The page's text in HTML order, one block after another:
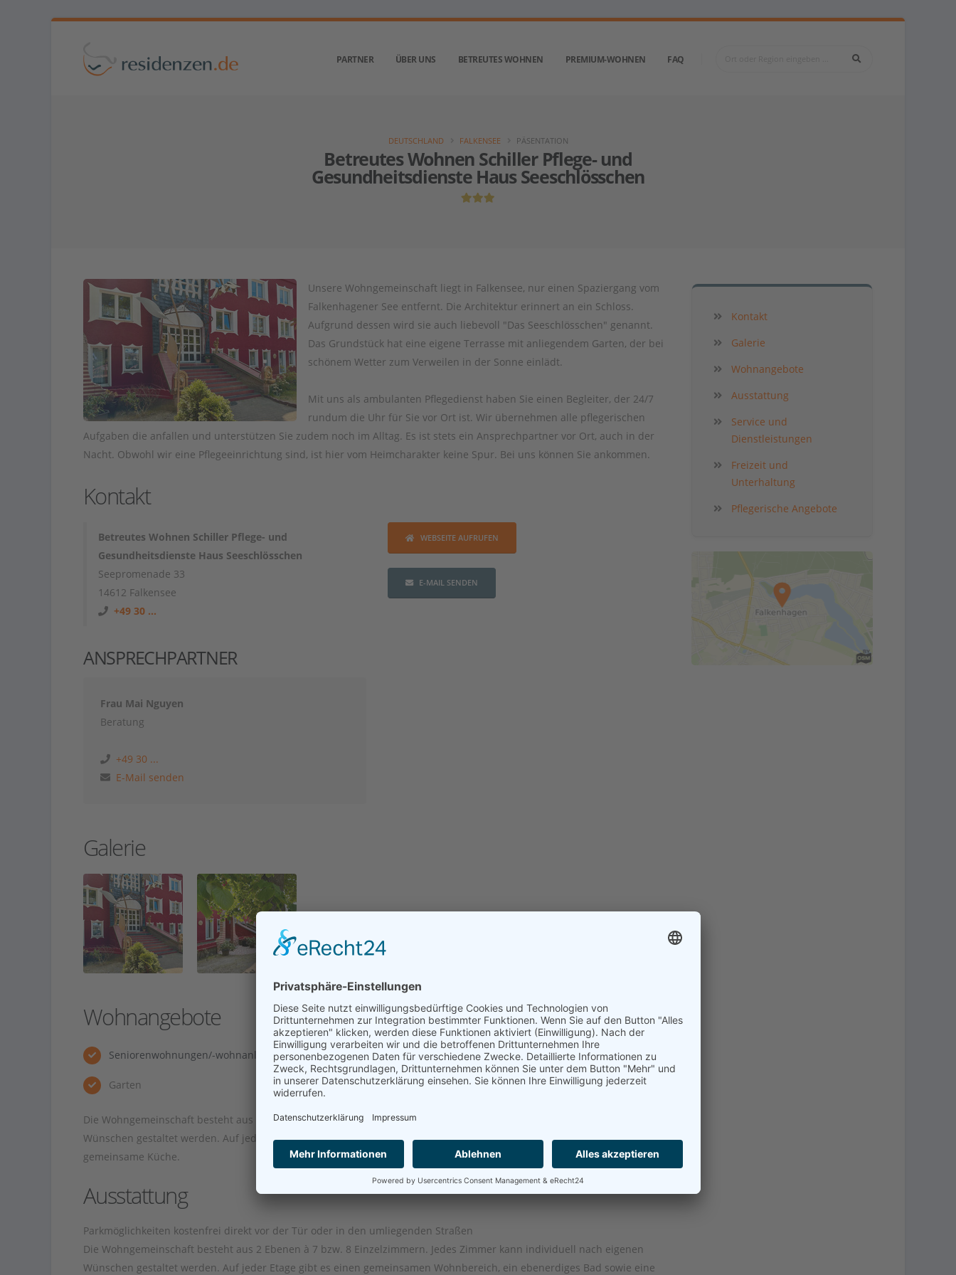
PARTNER ÜBER UNS BETREUTES WOHNEN PREMIUM-WOHNEN FAQ
Betreutes Wohnen Schiller Pflege- und
Gesundheitsdienste Haus Seeschlösschen
DEUTSCHLAND FALKENSEE PÄSENTATION
Unsere Wohngemeinschaft liegt in Falkensee, nur einen Spaziergang vom
Falkenhagener See entfernt. Die Architektur erinnert an ein Schloss.
Aufgrund dessen wird sie auch liebevoll "Das Seeschlösschen" genannt.
Das Grundstück hat eine eigene Terrasse mit anliegendem Garten, der bei
schönem Wetter zum Verweilen in der Sonne einlädt.
Mit uns als ambulanten Pflegedienst haben Sie einen Begleiter, der 24/7
rundum die Uhr für Sie vor Ort ist. Wir übernehmen alle pflegerischen
Aufgaben die anfallen und unterstützen Sie zudem noch im Alltag. Es ist stets ein Ansprechpartner vor Ort, auch in der
Nacht. Obwohl wir eine Pflegeeinrichtung sind, ist hier vom Heimcharakter keine Spur. Bei uns können Sie ankommen.
Kontakt
Betreutes Wohnen Schiller Pflege- und
Gesundheitsdienste Haus Seeschlösschen
Seepromenade 33
14612 Falkensee
+49 30 ...
WEBSEITE AUFRUFEN
E-MAIL SENDEN
ANSPRECHPARTNER
Frau Mai Nguyen
Beratung
+49 30 ...
E-Mail senden
Galerie
Wohnangebote
Seniorenwohnungen/-wohnanlage
Garten
Die Wohngemeinschaft besteht aus 2 Ebenen à 7 bzw. 8 Einzelzimmern. Jedes Zimmer kann individuell nach eigenen
Wünschen gestaltet werden. Auf jeder Etage gibt es einen gemeinsamen Wohnbereich, ein ebenerdiges Bad sowie eine
gemeinsame Küche.
Ausstattung
Parkmöglichkeiten kostenfrei direkt vor der Tür oder in den umliegenden Straßen
Die Wohngemeinschaft besteht aus 2 Ebenen à 7 bzw. 8 Einzelzimmern. Jedes Zimmer kann individuell nach eigenen
Wünschen gestaltet werden. Auf jeder Etage gibt es einen gemeinsamen Wohnbereich, ein ebenerdiges Bad sowie eine
Kontakt
Galerie
Wohnangebote
Ausstattung
Service und
Dienstleistungen
Freizeit und
Unterhaltung
Pflegerische Angebote